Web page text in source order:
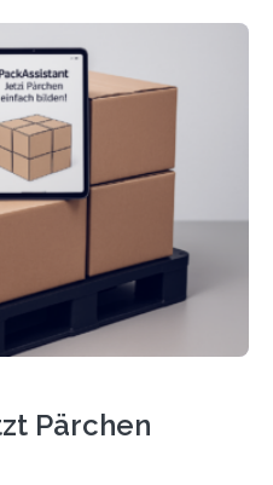
lässt sich auf alle
Eine Falzmaschine
Profis. Eine solche
Broschüren, Prospekte,
mehrere Zehntausend
Maschinentyp und
Pärchen